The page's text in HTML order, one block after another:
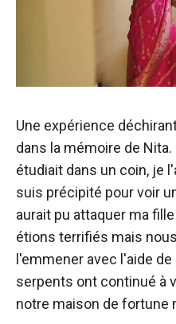
Une expérience
dans la mémoire de Nita.
étudiait dans un coin, je
suis précipité pour voir
aurait pu attaquer ma
étions terrifiés mais
l'emmener avec l'aide
serpents ont continué à
notre maison de fortune